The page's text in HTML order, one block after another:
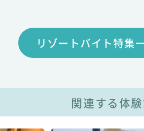
リゾートバイト特集
関連する体